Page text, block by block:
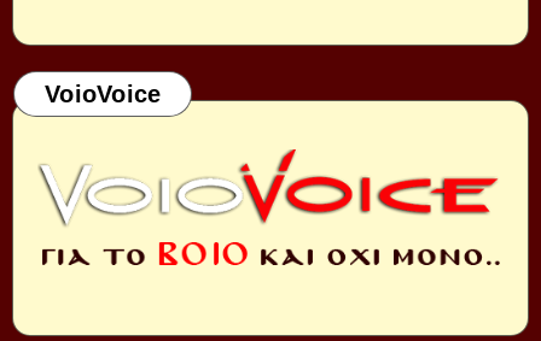
VoioVoice